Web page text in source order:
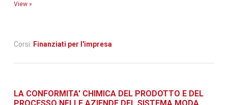
View »
Corsi: Finanziati per l'impresa
LA CONFORMITA' CHIMICA DEL PRODOTTO E DEL